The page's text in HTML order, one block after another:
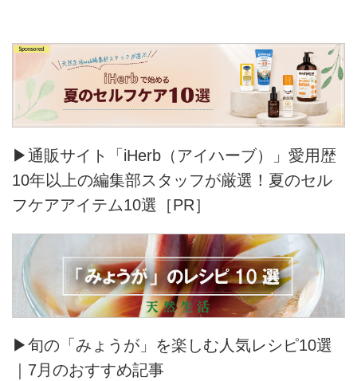
▶通販サイト「iHerb（アイハーブ）」愛用歴
10年以上の編集部スタッフが厳選！夏のセル
フケアアイテム10選［PR］
▶旬の「みょうが」を楽しむ人気レシピ10選
｜7月のおすすめ記事